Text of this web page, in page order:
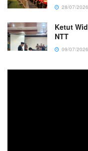
28/07/2026
Ketut
NTT
09/07/2026